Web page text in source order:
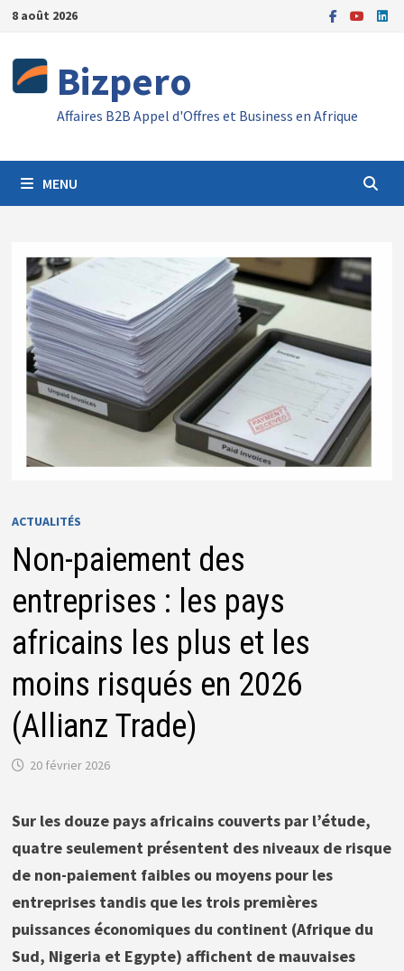
Passer
contenu
8 août 2026
Bizpero
Affaires B2B Appel d'Offres et Business en Afrique
MENU
ACTUALITÉS
Non-paiement des
entreprises : les pays
africains les plus et les
moins risqués en 2026
(Allianz Trade)
20 février 2026
Sur les douze pays africains couverts par l’étude,
quatre seulement présentent des niveaux de risque
de non-paiement faibles ou moyens pour les
entreprises tandis que les trois premières
puissances économiques du continent (Afrique du
Sud, Nigeria et Egypte) affichent de mauvaises